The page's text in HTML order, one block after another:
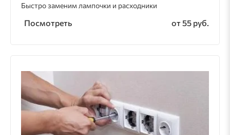
Быстро заменим лампочки и расходники
Посмотреть от 55 руб.